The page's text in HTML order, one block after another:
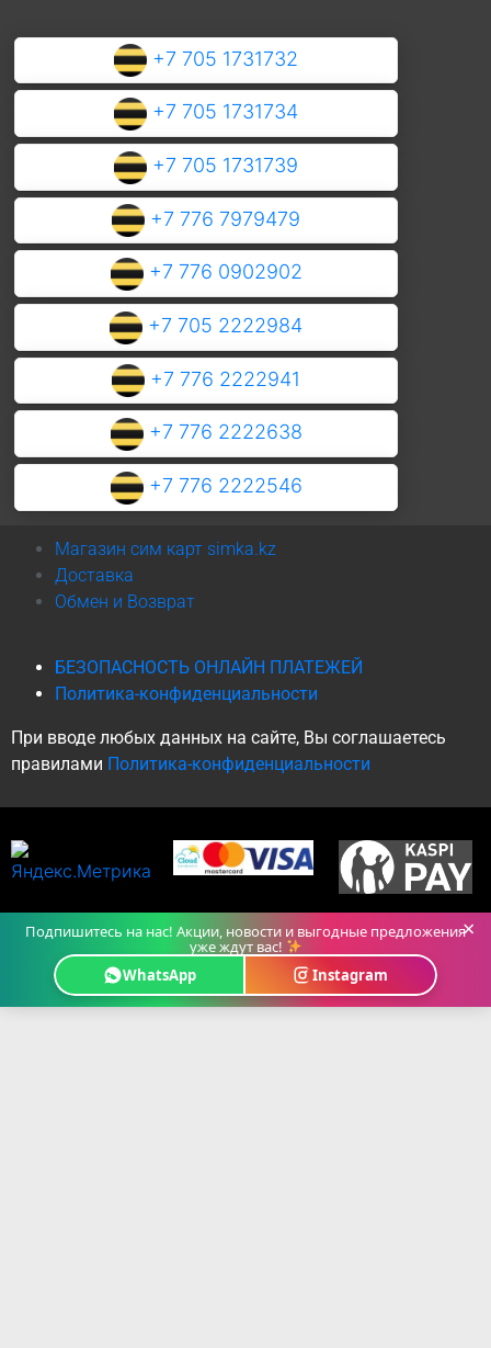
+7 705 1731732
+7 705 1731734
+7 705 1731739
+7 776 7979479
+7 776 0902902
+7 705 2222984
+7 776 2222941
+7 776 2222638
+7 776 2222546
Магазин сим карт simka.kz
Доставка
Обмен и Возврат
БЕЗОПАСНОСТЬ ОНЛАЙН ПЛАТЕЖЕЙ
Политика-конфиденциальности
При вводе любых данных на сайте, Вы соглашаетесь
правилами Политика-конфиденциальности
Подпишитесь на нас! Акции, новости и выгодные предложения
уже ждут вас!
WhatsApp
Instagram
×